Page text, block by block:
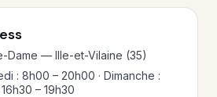
Dame — Ille-et-Vilaine (35)
: 8h00 – 20h00 · Dimanche :
– 19h30